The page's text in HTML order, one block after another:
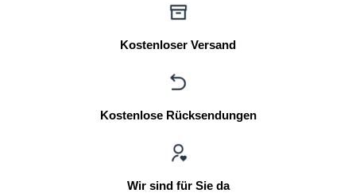
Kostenloser Versand
Kostenlose Rücksendungen
Wir sind für Sie da